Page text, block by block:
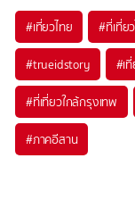
#เที่ยวไทย #ที่เที่ย
#trueidstory #เ
#ที่เที่ยวใกล้กรุงเทพ
#ภาคอีสาน